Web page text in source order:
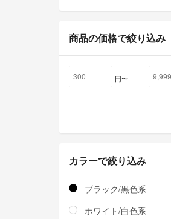
商品の価格で絞り込み
円〜
カラーで絞り込み
ブラック/黒色系
ホワイト/白色系